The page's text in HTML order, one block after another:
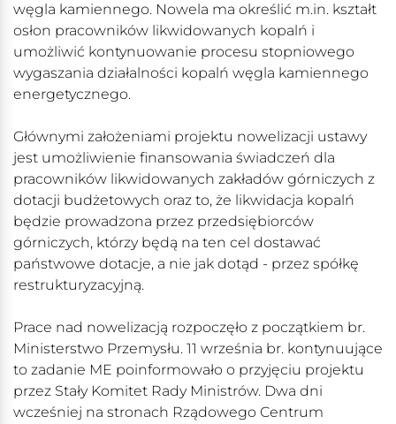
węgla kamiennego. Nowela ma określić m.in. kształt
osłon pracowników likwidowanych kopalń i
umożliwić kontynuowanie procesu stopniowego
wygaszania działalności kopalń węgla kamiennego
energetycznego.
Głównymi założeniami projektu nowelizacji ustawy
jest umożliwienie finansowania świadczeń dla
pracowników likwidowanych zakładów górniczych z
dotacji budżetowych oraz to, że likwidacja kopalń
będzie prowadzona przez przedsiębiorców
górniczych, którzy będą na ten cel dostawać
państwowe dotacje, a nie jak dotąd - przez spółkę
restrukturyzacyjną.
Prace nad nowelizacją rozpoczęło z początkiem br.
Ministerstwo Przemysłu. 11 września br. kontynuujące
to zadanie ME poinformowało o przyjęciu projektu
przez Stały Komitet Rady Ministrów. Dwa dni
wcześniej na stronach Rządowego Centrum